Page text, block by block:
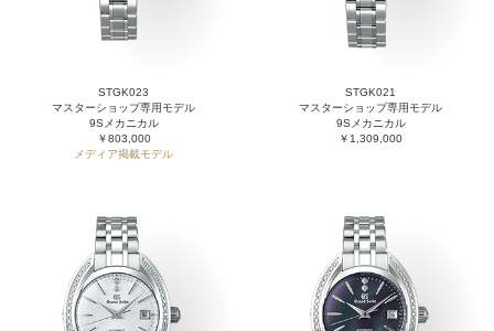
STGK023
マスターショップ専用モデル
9Sメカニカル
￥803,000
メディア掲載モデル
STGK021
マスターショップ専用モデル
9Sメカニカル
￥1,309,000